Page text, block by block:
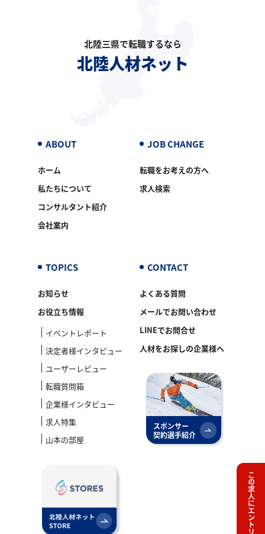
この求人にエントリー
北陸三県で転職するなら
北陸人材ネット
ABOUT
ホーム
私たちについて
コンサルタント紹介
会社案内
JOB CHANGE
転職をお考えの方へ
求人検索
TOPICS
お知らせ
お役立ち情報
イベントレポート
決定者様インタビュー
ユーザーレビュー
転職質問箱
企業様インタビュー
求人特集
山本の部屋
CONTACT
よくある質問
メールでお問い合わせ
LINEでお問合せ
人材をお探しの企業様へ
スポンサー
契約選手紹介